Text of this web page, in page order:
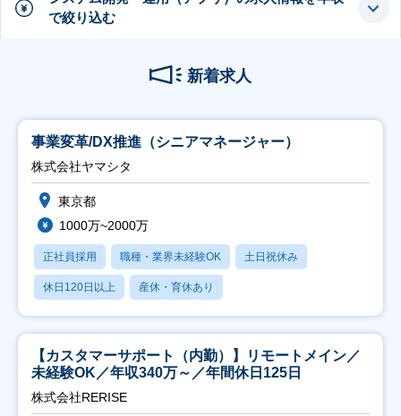
で絞り込む
新着求人
事業変革/DX推進（シニアマネージャー）
株式会社ヤマシタ
東京都
1000万~2000万
正社員採用 職種・業界未経験OK 土日祝休み
休日120日以上 産休・育休あり
【カスタマーサポート（内勤）】リモートメイン／
未経験OK／年収340万～／年間休日125日
株式会社RERISE